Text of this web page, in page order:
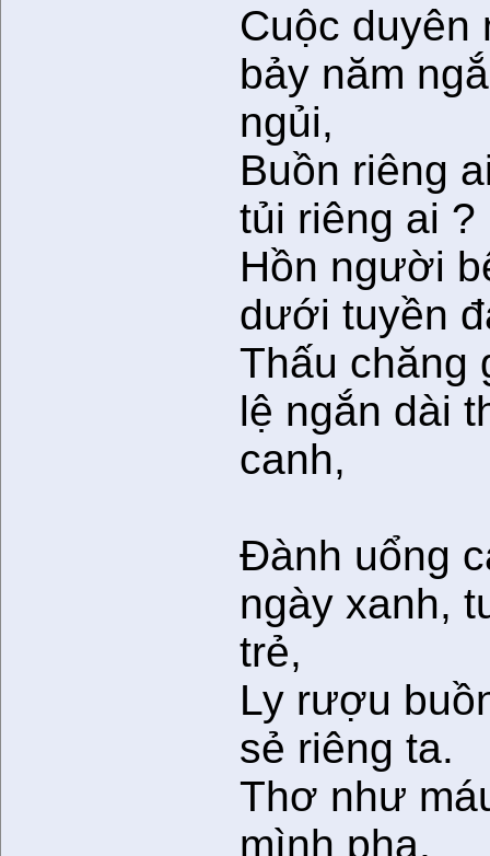
Cuộc duyên
bảy năm
ngủi,
Buồn riêng
tủi riêng ai ?
Hồn người
dưới tuyền
Thấu chăng
lệ ngắn dài
canh,
Ðành uổng
ngày xanh,
trẻ,
Ly rượu
sẻ riêng ta.
Thơ như
mình pha,